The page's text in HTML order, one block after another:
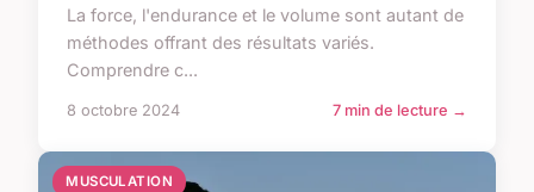
La force, l'endurance et le volume sont autant de
méthodes offrant des résultats variés.
Comprendre c...
8 octobre 2024 7 min de lecture →
MUSCULATION